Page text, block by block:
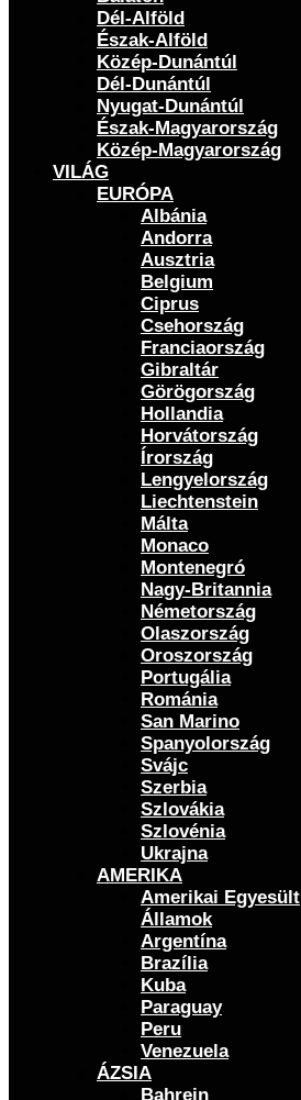
Dél-Alföld
Észak-Alföld
Közép-Dunántúl
Dél-Dunántúl
Nyugat-Dunántúl
Észak-Magyarország
Közép-Magyarország
VILÁG
EURÓPA
Albánia
Andorra
Ausztria
Belgium
Ciprus
Csehország
Franciaország
Gibraltár
Görögország
Hollandia
Horvátország
Írország
Lengyelország
Liechtenstein
Málta
Monaco
Montenegró
Nagy-Britannia
Németország
Olaszország
Oroszország
Portugália
Románia
San Marino
Spanyolország
Svájc
Szerbia
Szlovákia
Szlovénia
Ukrajna
AMERIKA
Amerikai Egyesült
Államok
Argentína
Brazília
Kuba
Paraguay
Peru
Venezuela
ÁZSIA
Bahrein